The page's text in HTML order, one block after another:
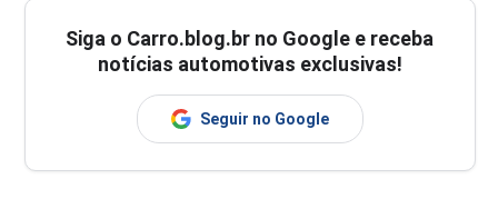
Siga o Carro.blog.br no Google e receba
notícias automotivas exclusivas!
Seguir no Google